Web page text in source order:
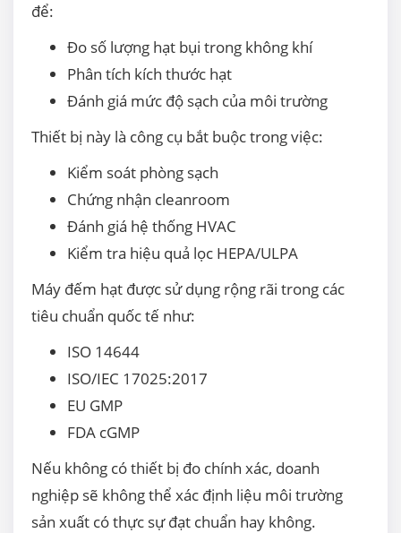
để:
Đo số lượng hạt bụi trong không khí
Phân tích kích thước hạt
Đánh giá mức độ sạch của môi trường
Thiết bị này là công cụ bắt buộc trong việc:
Kiểm soát phòng sạch
Chứng nhận cleanroom
Đánh giá hệ thống HVAC
Kiểm tra hiệu quả lọc HEPA/ULPA
Máy đếm hạt được sử dụng rộng rãi trong các
tiêu chuẩn quốc tế như:
ISO 14644
ISO/IEC 17025:2017
EU GMP
FDA cGMP
Nếu không có thiết bị đo chính xác, doanh
nghiệp sẽ không thể xác định liệu môi trường
sản xuất có thực sự đạt chuẩn hay không.